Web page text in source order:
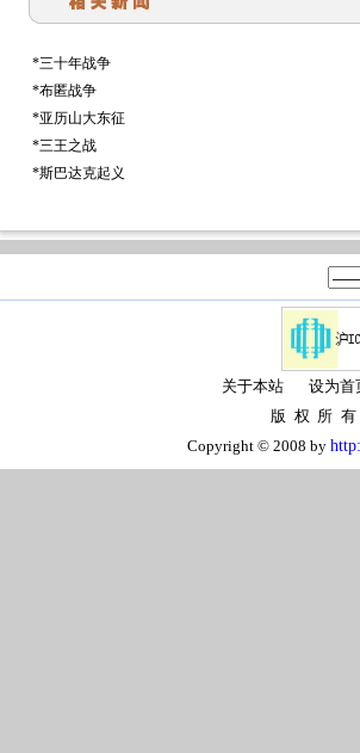
*三十年战争
*布匿战争
*亚历山大东征
*三王之战
*斯巴达克起义